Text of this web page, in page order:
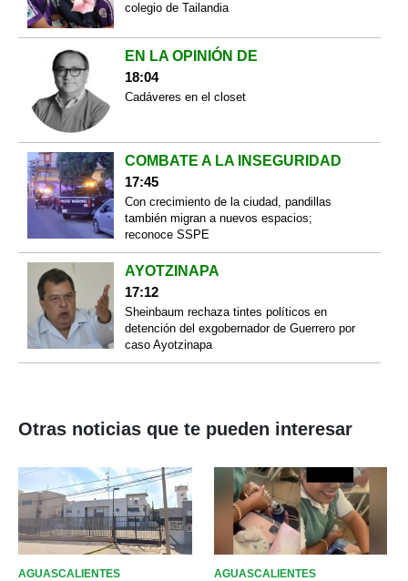
colegio de Tailandia
EN LA OPINIÓN DE
18:04
Cadáveres en el closet
COMBATE A LA INSEGURIDAD
17:45
Con crecimiento de la ciudad, pandillas
también migran a nuevos espacios;
reconoce SSPE
AYOTZINAPA
17:12
Sheinbaum rechaza tintes políticos en
detención del exgobernador de Guerrero por
caso Ayotzinapa
Otras noticias que te pueden interesar
AGUASCALIENTES AGUASCALIENTES